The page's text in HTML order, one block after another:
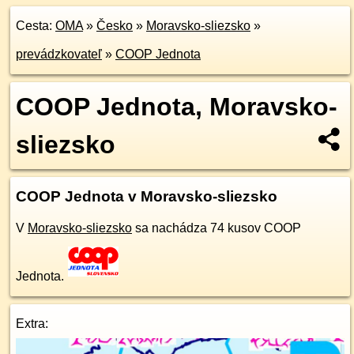
Cesta: OMA» Česko » Moravsko-sliezsko »
prevádzkovateľ » COOP Jednota
COOP Jednota, Moravsko-
sliezsko
COOP Jednota v Moravsko-sliezsko
V Moravsko-sliezsko sa nachádza 74 kusov COOP
Jednota.
Extra: